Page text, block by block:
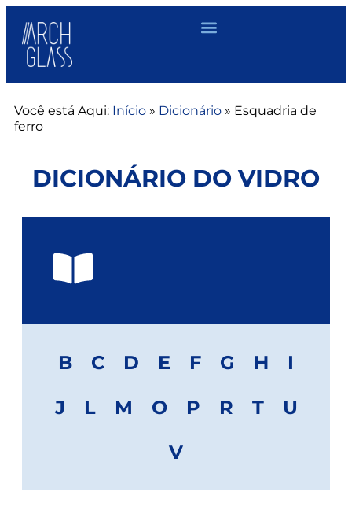
Você está Aqui: Início » Dicionário » Esquadria de
ferro
DICIONÁRIO DO VIDRO
B C D E F G H
I
J
L M O P R T
U
V